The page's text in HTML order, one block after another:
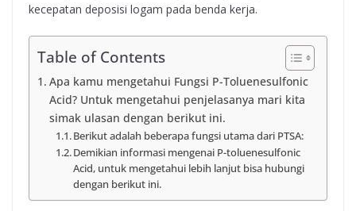
kecepatan deposisi logam pada benda kerja.
Table of Contents
Apa kamu mengetahui Fungsi P-Toluenesulfonic
Acid? Untuk mengetahui penjelasanya mari kita
simak ulasan dengan berikut ini.
Berikut adalah beberapa fungsi utama dari PTSA:
Demikian informasi mengenai P-toluenesulfonic
Acid, untuk mengetahui lebih lanjut bisa hubungi
dengan berikut ini.